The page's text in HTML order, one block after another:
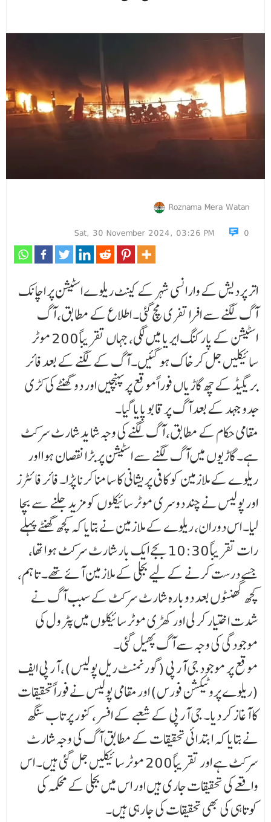
Roznama Mera Watan
Sat, 30 November 2024, 03:26 PM
0
اتر پردیش کے وارانسی شہر کے کینٹ ریلوے اسٹیشن پر اچانک
آگ لگنے سے افرا تفری مچ گئی۔ اطلاع کے مطابق، آگ
اسٹیشن کے پارکنگ ایریا میں لگی، جہاں تقریباً 200 موٹر
سائیکلیں جل کر خاک ہو گئیں۔ آگ کے لگنے کے بعد فائر
بریگیڈ کے چھ گاڑیاں فوراً موقع پر پہنچیں اور دو گھنٹے کی کڑی
جدوجہد کے بعد آگ پر قابو پایا گیا۔
مقامی حکام کے مطابق، آگ لگنے کی وجہ شاید شارٹ سرکٹ
ہے۔ گاڑیوں میں آگ لگنے سے اسٹیشن پر بڑا نقصان ہوا اور
ریلوے کے ملازمین کو کافی پریشانی کا سامنا کرنا پڑا۔ فائر فائٹرز
اور پولیس نے چند دوسری موٹر سائیکلوں کو مزید جلنے سے بچا
لیا۔ اس دوران، ریلوے کے ملازمین نے بتایا کہ کچھ گھنٹے پہلے
رات تقریباً 10:30 بجے ایک بار شارٹ سرکٹ ہوا تھا،
جسے درست کرنے کے لیے بجلی کے ملازمین آئے تھے۔ تاہم،
کچھ گھنٹوں بعد دوبارہ شارٹ سرکٹ کے سبب آگ نے
شدت اختیار کر لی اور کھڑی موٹر سائیکلوں میں پٹرول کی
موجودگی کی وجہ سے آگ پھیل گئی۔
موقع پر موجود جی آر پی (گورنمنٹ ریل پولیس)، آر پی ایف
(ریلوے پروٹیکشن فورس) اور مقامی پولیس نے فوراً تحقیقات
کا آغاز کر دیا۔ جی آر پی کے شعبے کے افسر، کنور پرتاب سنگھ
نے بتایا کہ ابتدائی تحقیقات کے مطابق آگ کی وجہ شارٹ
سرکٹ ہے اور تقریباً 200 موٹر سائیکلیں جل گئی ہیں۔ اس
واقعے کی تحقیقات جاری ہیں اور اس میں بجلی کے محکمہ کی
کوتاہی کی بھی تحقیقات کی جا رہی ہیں۔